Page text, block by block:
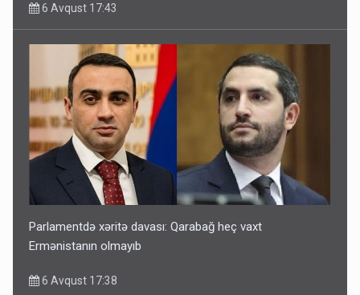
6 Avqust 17:43
Parlamentdə xəritə davası: Qarabağ heç vaxt
Ermənistanın olmayıb
6 Avqust 17:38